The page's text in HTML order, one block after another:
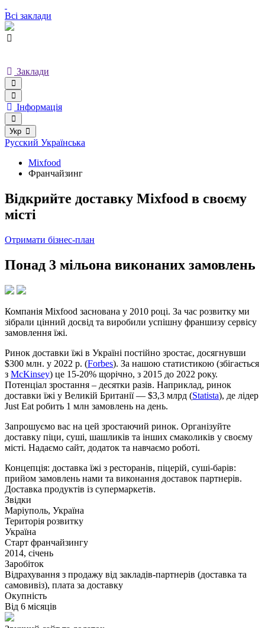
Всі заклади
Заклади
Інформація
Укр
Русский Українська
Mixfood
Франчайзинг
Відкрийте доставку Mixfood в своєму
місті
Отримати бізнес-план
Понад 3 мільона виконаних замовлень
Компанія Mixfood заснована у 2010 році. За час розвитку ми
зібрали цінний досвід та виробили успішну франшизу сервісу
замовлення їжі.
Ринок доставки їжі в Україні постійно зростає, досягнувши
$300 млн. у 2022 р. (Forbes). За нашою статистикою (збігається
з McKinsey) це 15-20% щорічно, з 2015 до 2022 року.
Потенціал зростання – десятки разів. Наприклад, ринок
доставки їжі у Великій Британії — $3,3 млрд (Statista), де лідер
Just Eat робить 1 млн замовлень на день.
Запрошуємо вас на цей зростаючий ринок. Організуйте
доставку піци, суші, шашликів та інших смаколиків у своєму
місті. Надаємо сайт, додаток та навчаємо роботі.
Концепція: доставка їжі з ресторанів, піцерій, суші-барів:
прийом замовлень нами та виконання доставок партнерів.
Доставка продуктів із супермаркетів.
Звідки
Маріуполь, Україна
Територія розвитку
Україна
Старт франчайзингу
2014, січень
Заробіток
Відрахування з продажу від закладів-партнерів (доставка та
самовивіз), плата за доставку
Окупність
Від 6 місяців